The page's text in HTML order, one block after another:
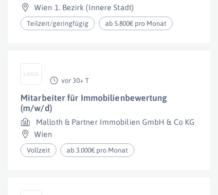
Wien 1. Bezirk (Innere Stadt)
Teilzeit/geringfügig ab 5.800€ pro Monat
vor 30+ T
Mitarbeiter für Immobilienbewertung
(m/w/d)
Malloth & Partner Immobilien GmbH & Co KG
Wien
Vollzeit ab 3.000€ pro Monat